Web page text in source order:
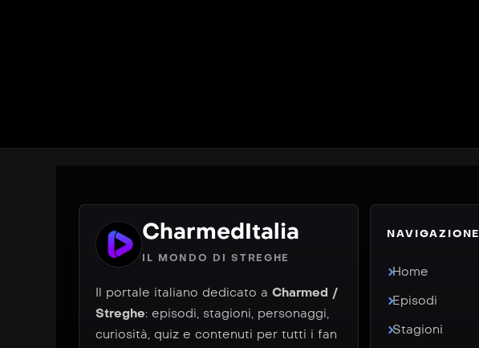
CharmedItalia
IL MONDO DI STREGHE
Il portale italiano dedicato a Charmed /
Streghe: episodi, stagioni, personaggi,
curiosità, quiz e contenuti per tutti i fan
NAVIGAZIONE
Home
Episodi
Stagioni